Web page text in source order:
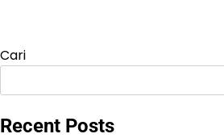
Cari
Recent Posts